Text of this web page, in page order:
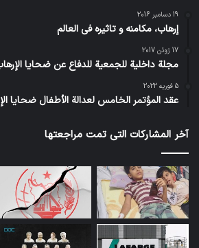
19 دسامبر 2016
إرهاب، مكامنه و تاثيره في العالم
17 ژوئن 2017
مجلة داخلية للجمعية للدفاع عن ضحايا
5 فوریه 2022
عقد المؤتمر الخامس لعدالة الأطفال ضحايا
آخر المشاركات التي تمت مراجعتها